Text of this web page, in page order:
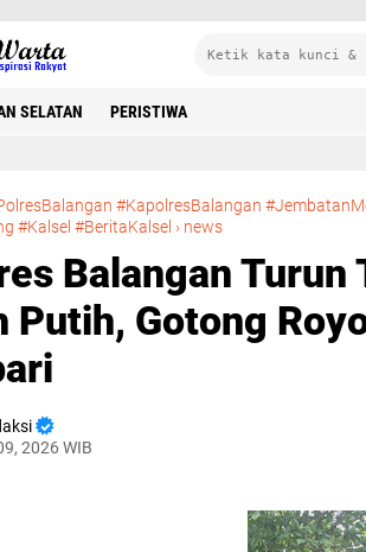
SELATAN PERISTIWA
#KapolresBalangan
#Kalsel #BeritaKalsel › news
Balangan Turun
Putih, Gotong
2026 WIB